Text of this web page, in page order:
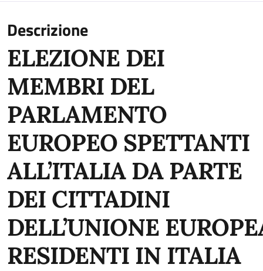
Descrizione
ELEZIONE DEI
MEMBRI DEL
PARLAMENTO
EUROPEO SPETTANTI
ALL’ITALIA DA PARTE
DEI CITTADINI
DELL’UNIONE
RESIDENTI IN ITALIA